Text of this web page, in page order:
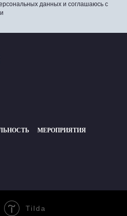
данных и соглашаюсь с
МЕРОПРИЯТИЯ
Tilda